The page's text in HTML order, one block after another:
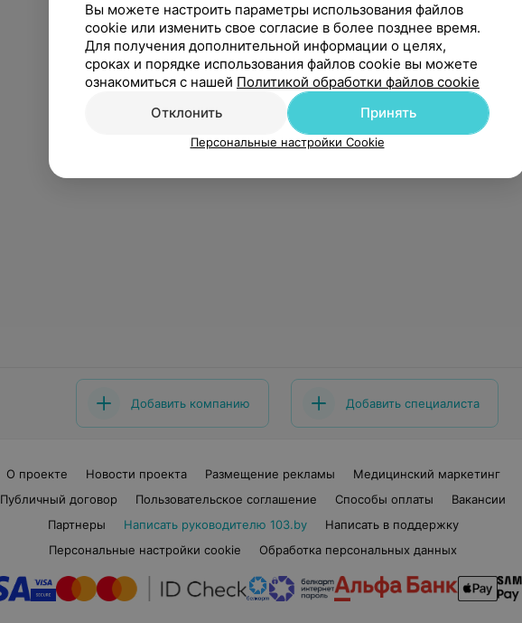
Добавить компанию Добавить специалиста
О проекте Новости проекта Размещение рекламы
Медицинский маркетинг
Публичный договор
Пользовательское соглашение Способы оплаты
Вакансии
Партнеры
Написать руководителю 103.by
Написать в поддержку
Персональные настройки cookie
Обработка персональных данных
Вы можете настроить параметры использования файлов
cookie или изменить свое согласие в более позднее время.
Для получения дополнительной информации о целях,
сроках и порядке использования файлов cookie вы можете
ознакомиться с нашей Политикой обработки файлов cookie
Отклонить
Принять
Персональные настройки Cookie